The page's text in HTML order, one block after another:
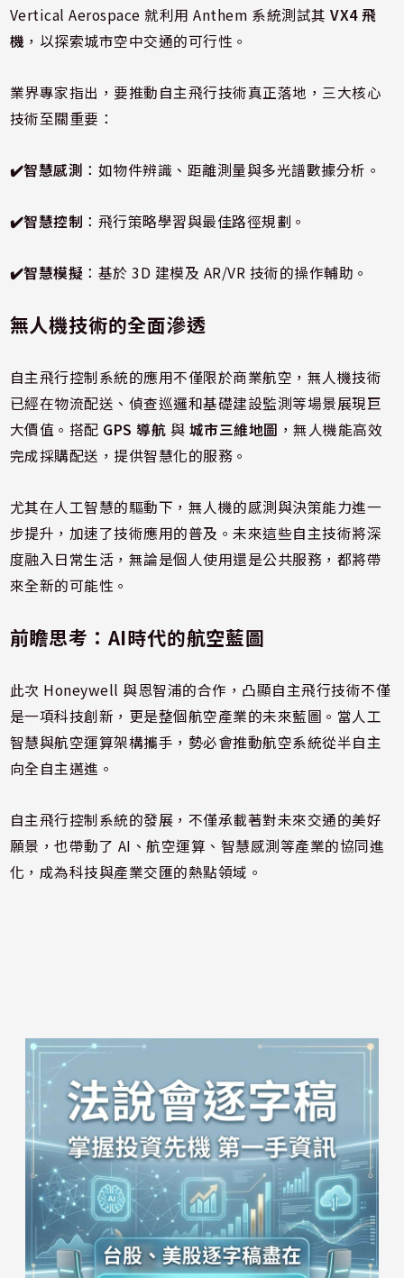
Vertical Aerospace 就利用 Anthem 系統測試其VX4 飛
機 ，以探索城市空中交通的可行性。
業界專家指出，要推動自主飛行技術真正落地，三大核心
技術至關重要：
✔️智慧感測 ：如物件辨識、距離測量與多光譜數據分析。
✔️智慧控制 ：飛行策略學習與最佳路徑規劃。
✔️智慧模擬 ：基於 3D 建模及 AR/VR 技術的操作輔助。
無人機技術的全面滲透
自主飛行控制系統的應用不僅限於商業航空，無人機技術
已經在物流配送、偵查巡邏和基礎建設監測等場景展現巨
大價值。搭配 GPS 導航 與 城市三維地圖 ，無人機能高效
完成採購配送，提供智慧化的服務。
尤其在人工智慧的驅動下，無人機的感測與決策能力進一
步提升，加速了技術應用的普及。未來這些自主技術將深
度融入日常生活，無論是個人使用還是公共服務，都將帶
來全新的可能性。
前瞻思考：AI時代的航空藍圖
此次 Honeywell 與恩智浦的合作，凸顯自主飛行技術不僅
是一項科技創新，更是整個航空產業的未來藍圖。當人工
智慧與航空運算架構攜手，勢必會推動航空系統從半自主
向全自主邁進。
自主飛行控制系統的發展，不僅承載著對未來交通的美好
願景，也帶動了 AI、航空運算、智慧感測等產業的協同進
化，成為科技與產業交匯的熱點領域。